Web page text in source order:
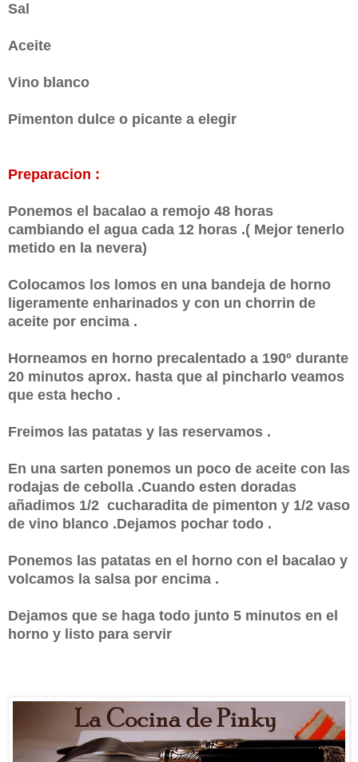
Sal
Aceite
Vino blanco
Pimenton dulce o picante a elegir
Preparacion :
Ponemos el bacalao a remojo 48 horas
cambiando el agua cada 12 horas .( Mejor tenerlo
metido en la nevera)
Colocamos los lomos en una bandeja de horno
ligeramente enharinados y con un chorrin de
aceite por encima .
Horneamos en horno precalentado a 190º durante
20 minutos aprox. hasta que al pincharlo veamos
que esta hecho .
Freimos las patatas y las reservamos .
En una sarten ponemos un poco de aceite con las
rodajas de cebolla .Cuando esten doradas
añadimos 1/2 cucharadita de pimenton y 1/2 vaso
de vino blanco .Dejamos pochar todo .
Ponemos las patatas en el horno con el bacalao y
volcamos la salsa por encima .
Dejamos que se haga todo junto 5 minutos en el
horno y listo para servir